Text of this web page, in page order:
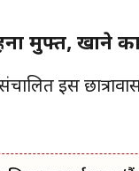
मुफ्त, खाने
संचालित इस